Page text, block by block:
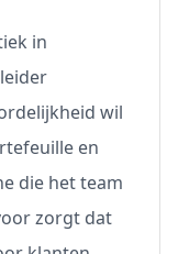
in
wil
en
die het team
zorgt dat